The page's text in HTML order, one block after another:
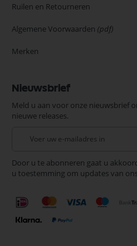
Ruilen en Retourneren
Algemene Voorwaarden (pdf)
Merken
Nieuwsbrief
Meld u aan voor onze nieuwsbrief
nieuwe releases.
onze
nieuwsbrief
Door u te abonneren gaat u
u toestemming om updates van